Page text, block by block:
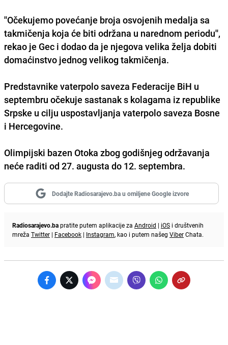
''Očekujemo povećanje broja osvojenih medalja sa
takmičenja koja će biti održana u narednom periodu'',
rekao je Gec i dodao da je njegova velika želja dobiti
domaćinstvo jednog velikog takmičenja.
Predstavnike vaterpolo saveza Federacije BiH u
septembru očekuje sastanak s kolagama iz republike
Srpske u cilju uspostavljanja vaterpolo saveza Bosne
i Hercegovine.
Olimpijski bazen Otoka zbog godišnjeg održavanja
neće raditi od 27. augusta do 12. septembra.
Dodajte Radiosarajevo.ba u omiljene Google izvore
Radiosarajevo.bapratite putem aplikacije za Android | iOS i društvenih
mreža Twitter | Facebook | Instagram, kao i putem našeg ViberChata.